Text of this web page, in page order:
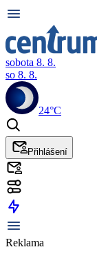
sobota 8. 8.
so 8. 8.
24°C
Přihlášení
Reklama